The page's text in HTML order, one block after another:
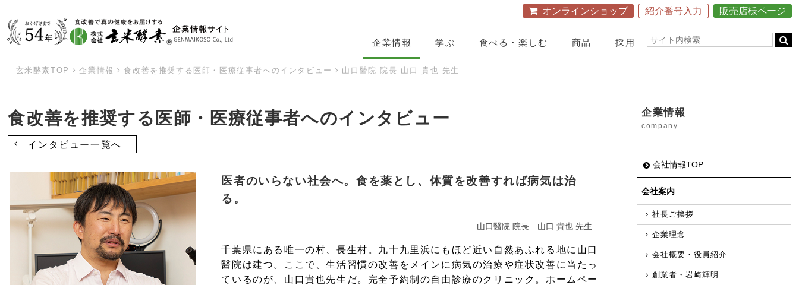
オンラインショップ 紹介番号入力 販売店様ページ
企業情報
企業理念
会社概要・役員紹介
食に対する考え方～食事道～
おすすめ医療機関
健康経営優良法人に認定
販売店の活動紹介
学ぶ
オンラインセミナー
セミナーの様子
外部講演
食べる・楽しむ
メニュー
元氣倶楽部TOP
商品
取扱商品紹介
玄米酵素ハイ・ゲンキ
オリジナル「北海道産 玄米麹」の業務用販売
採用
募集要項
先輩社員にインタビュー
玄米酵素TOP 企業情報 食改善を推奨する医師・医療従事者へのインタビュー 山口醫院 院長 山口 貴也 先生
食改善を推奨する医師・医療従事者へのインタビュー
インタビュー一覧へ
医者のいらない社会へ。食を薬とし、体質を改善すれば病気は治
る。
山口醫院 院長 山口 貴也 先生
千葉県にある唯一の村、長生村。九十九里浜にもほど近い自然あふれる地に山口
醫院は建つ。ここで、生活習慣の改善をメインに病気の治療や症状改善に当たっ
ているのが、山口貴也先生だ。完全予約制の自由診療のクリニック。ホームペー
企業情報
company
会社情報TOP
会社案内
社長ご挨拶
企業理念
会社概要・役員紹介
創業者・岩崎輝明